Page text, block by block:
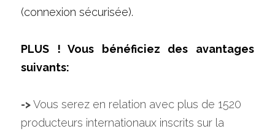
(connexion sécurisée).
PLUS ! Vous bénéficiez des avantages
suivants:
-> Vous serez en relation avec plus de 1520
producteurs internationaux inscrits sur la